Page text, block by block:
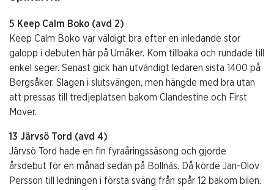
5 Keep Calm Boko (avd 2)
Keep Calm Boko var väldigt bra efter en inledande stor
galopp i debuten här på Umåker. Kom tillbaka och rundade till
enkel seger. Senast gick han utvändigt ledaren sista 1400 på
Bergsåker. Slagen i slutsvängen, men hängde med bra utan
att pressas till tredjeplatsen bakom Clandestine och First
Mover.
13 Järvsö Tord (avd 4)
Järvsö Tord hade en fin fyraåringssäsong och gjorde
årsdebut för en månad sedan på Bollnäs. Då körde Jan-Olov
Persson till ledningen i första sväng från spår 12 bakom bilen.